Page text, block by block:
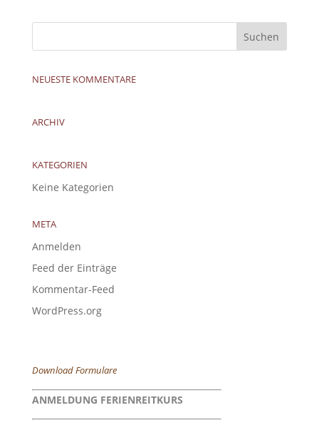
NEUESTE KOMMENTARE
ARCHIV
KATEGORIEN
Keine Kategorien
META
Anmelden
Feed der Einträge
Kommentar-Feed
WordPress.org
Download Formulare
ANMELDUNG FERIENREITKURS